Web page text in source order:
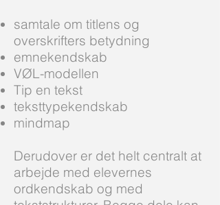
samtale om titlens og
overskrifters betydning
emnekendskab
VØL-modellen
Tip en tekst
teksttypekendskab
mindmap
Derudover er det helt centralt at
arbejde med elevernes
ordkendskab og med